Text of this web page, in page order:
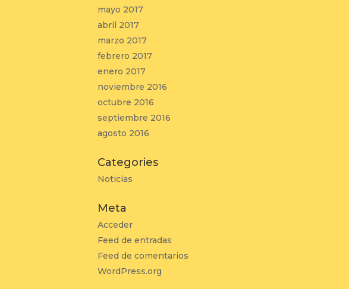
mayo 2017
abril 2017
marzo 2017
febrero 2017
enero 2017
noviembre 2016
octubre 2016
septiembre 2016
agosto 2016
Categories
Noticias
Meta
Acceder
Feed de entradas
Feed de comentarios
WordPress.org